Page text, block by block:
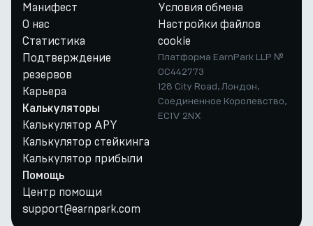
Манифест
О нас
Статистика
Подтверждение
резервов
Карьера
Калькуляторы
Калькулятор APY
Калькулятор стейкинга
Калькулятор прибыли
Помощь
Центр помощи
support@earnpark.com
Условия обмена
Настройки файлов
cookie
Платформа EarnPark LLP №
OC442773
128 City Road, Лондон,
Соединенное Королевство,
EC1V 2NX